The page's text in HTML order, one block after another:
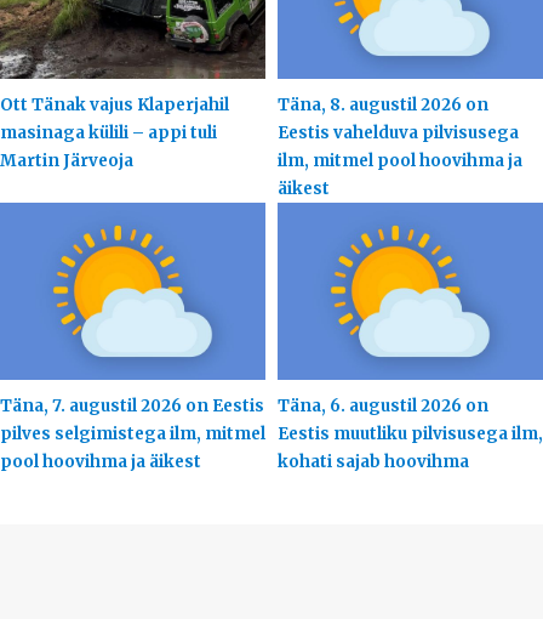
Ott Tänak vajus Klaperjahil
masinaga külili – appi tuli
Martin Järveoja
Täna, 8. augustil 2026 on
Eestis vahelduva pilvisusega
ilm, mitmel pool hoovihma ja
äikest
Täna, 7. augustil 2026 on Eestis
pilves selgimistega ilm, mitmel
pool hoovihma ja äikest
Täna, 6. augustil 2026 on
Eestis muutliku pilvisusega ilm,
kohati sajab hoovihma